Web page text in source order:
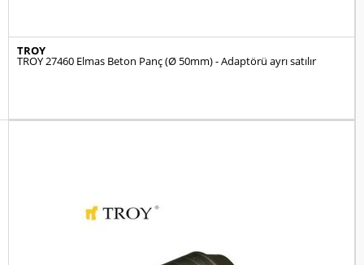
TROY
TROY 27460 Elmas Beton Panç (Ø 50mm) - Adaptörü ayrı satılır